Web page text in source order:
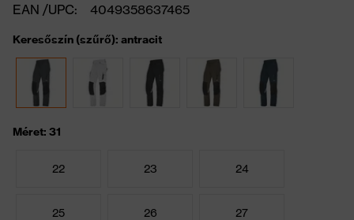
EAN /UPC:
4049358637465
Keresőszín (szűrő): antracit
Méret: 31
22 23 24
25 26 27